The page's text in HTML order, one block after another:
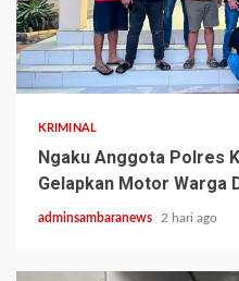
2 min read
KRIMINAL
Ngaku Anggota Polres
Gelapkan Motor Warga
adminsambaranews 2 hari ago